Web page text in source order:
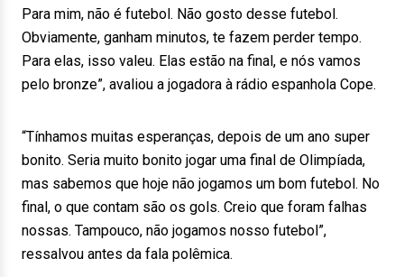
Para mim, não é futebol. Não gosto desse futebol.
Obviamente, ganham minutos, te fazem perder tempo.
Para elas, isso valeu. Elas estão na final, e nós vamos
pelo bronze”, avaliou a jogadora à rádio espanhola Cope.
“Tínhamos muitas esperanças, depois de um ano super
bonito. Seria muito bonito jogar uma final de Olimpíada,
mas sabemos que hoje não jogamos um bom futebol. No
final, o que contam são os gols. Creio que foram falhas
nossas. Tampouco, não jogamos nosso futebol”,
ressalvou antes da fala polêmica.